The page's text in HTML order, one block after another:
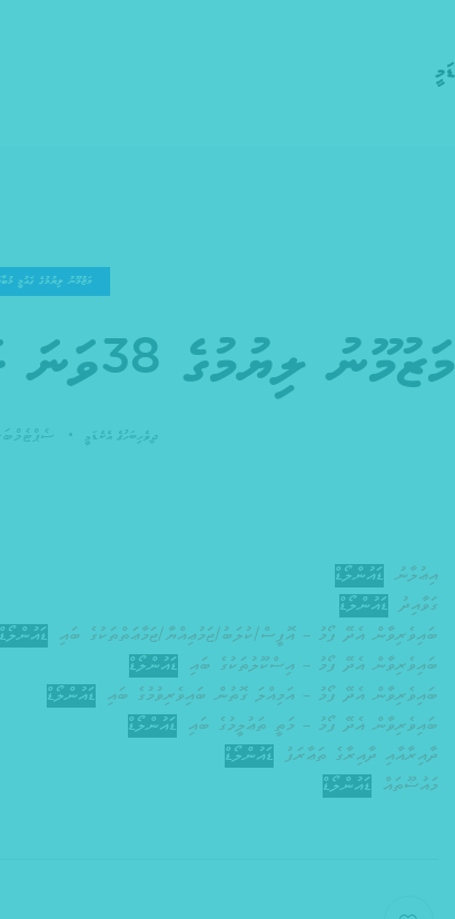
މަޒުމޫނު ލިޔުމުގެ ޤައުމީ
މަޒުމޫނު ލިޔުމުގެ 38ވަނަ ގައުމީ މުބާރާތް 2023
ދިވެހިބަހުގެ އެކެޑަމީ ސެޕްޓެމްބަރ 26,
އިޢުލާނު ޑައުންލޯޑް
ގަވާއިދު ޑައުންލޯޑް
ބައިވެރިވާން އެދޭ ފޯމު – އޮފީސް/ކުލަބު/ޖަމުޢިއްޔާ/ޖަމާޢަތްތަކުގެ ބައި ޑައުންލޯޑް
ބައިވެރިވާން އެދޭ ފޯމު – އިސްކޫލުތަކުގެ ބައި ޑައުންލޯޑް
ބައިވެރިވާން އެދޭ ފޯމު – އަމިއްލަ ގޮތުން ބައިވެރިވުމުގެ ބައި ޑައުންލޯޑް
ބައިވެރިވާން އެދޭ ފޯމު – މަތީ ތަޢުލީމުގެ ބައި ޑައުންލޯޑް
ދާއިރާއާއި ދާއިރާގެ ތަޢާރަފު ޑައުންލޯޑް
މައުޟޫތައް ޑައުންލޯޑް